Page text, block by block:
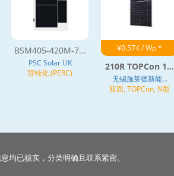
BSM405-420M-7...
PSC Solar UK
背钝化 (PERC)
¥0.574 / Wp *
210R TOPCon 1...
无锡施莱德新能...
双面, TOPCon, N型
均已核实，分类明确且联系紧密。